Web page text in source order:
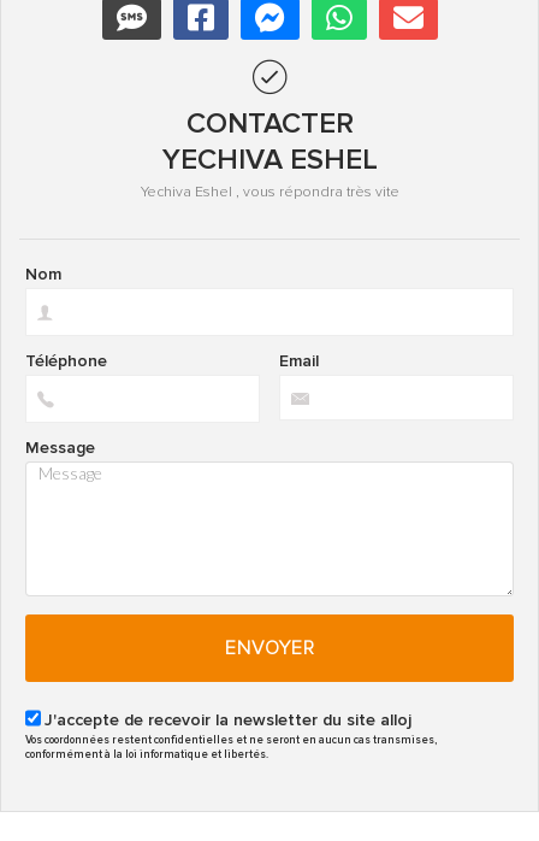
CONTACTER
YECHIVA ESHEL
Yechiva Eshel , vous répondra très vite
Nom
Email
Téléphone
Message
ENVOYER
J'accepte de recevoir la newsletter du site alloj
Vos coordonnées restent confidentielles et ne seront en aucun cas transmises,
conformément à la loi informatique et libertés.